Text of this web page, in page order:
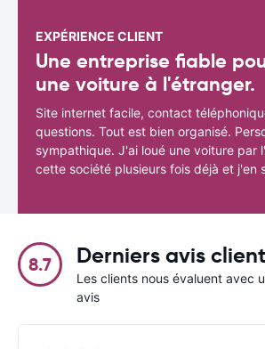
EXPÉRIENCE CLIENT
Une entreprise fiable
une voiture à l'étranger.
Site internet facile, contact
questions. Tout est bien organisé.
sympathique. J'ai loué une voiture par
cette société plusieurs fois déjà et j'en
8.7 Derniers avis
Les clients nous évaluent avec
avis